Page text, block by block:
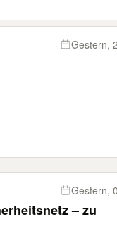
Gestern,
Gestern,
– zu